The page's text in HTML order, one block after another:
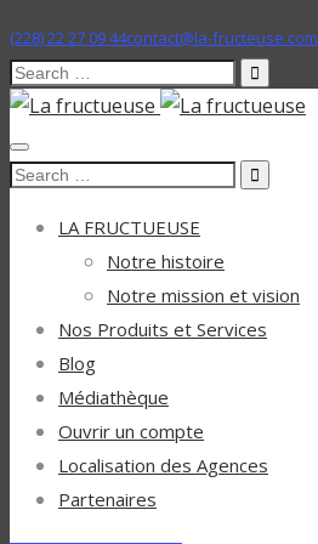
(228) 22 27 09 44contact@la-fructeuse.com
Search
for:
Search
LA FRUCTUEUSE
Notre histoire
Notre mission et vision
Nos Produits et Services
Blog
Médiathèque
Ouvrir un compte
Localisation des Agences
Partenaires